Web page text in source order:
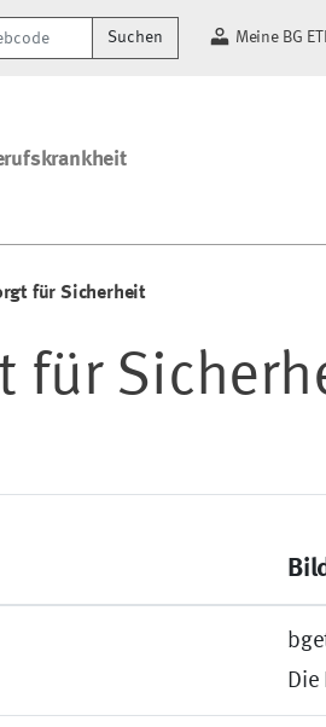
Suchen Meine BG
für Sicherheit
für
Die